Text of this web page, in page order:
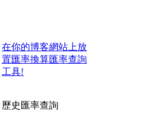
在你的博客網站上放
置匯率換算匯率查詢
工具!
歷史匯率查詢